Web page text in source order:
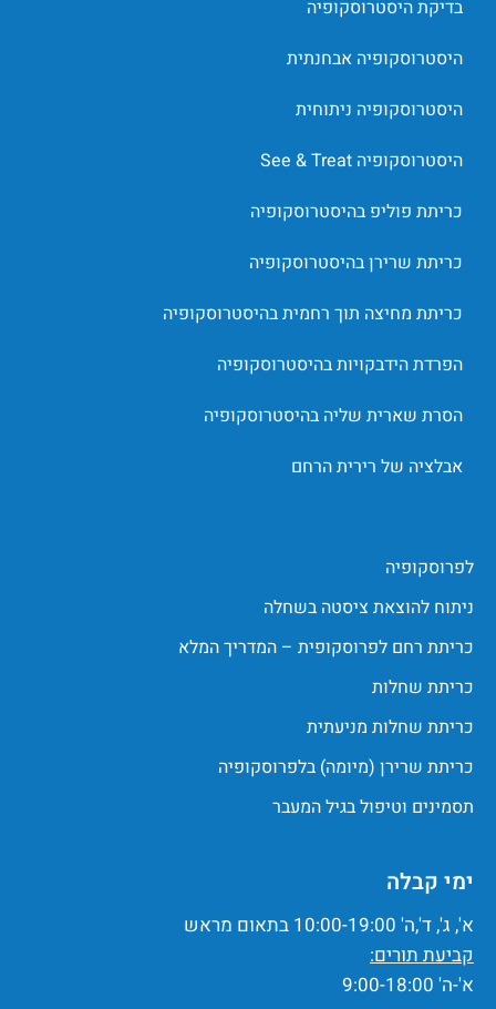
בדיקת היסטרוסקופיה
היסטרוסקופיה אבחנתית
היסטרוסקופיה ניתוחית
היסטרוסקופיה See & Treat
כריתת פוליפ בהיסטרוסקופיה
כריתת שרירן בהיסטרוסקופיה
כריתת מחיצה תוך רחמית בהיסטרוסקופיה
הפרדת הידבקויות בהיסטרוסקופיה
הסרת שארית שליה בהיסטרוסקופיה
אבלציה של רירית הרחם
לפרוסקופיה
ניתוח להוצאת ציסטה בשחלה
כריתת רחם לפרוסקופית – המדריך המלא
כריתת שחלות
כריתת שחלות מניעתית
כריתת שרירן (מיומה) בלפרוסקופיה
תסמינים וטיפול בגיל המעבר
ימי קבלה
א', ג', ד',ה' 10:00-19:00 בתאום מראש
קביעת תורים:
א'-ה' 9:00-18:00